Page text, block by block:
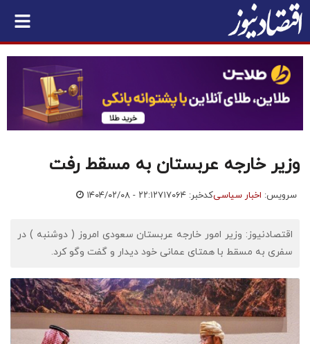
وزیر خارجه عربستان به مسقط رفت
سرویس: اخبار سیاسیکدخبر: ۷۱۷۰۶۴ ۱۴۰۴/۰۲/۰۸ - ۲۲:۱۲
اقتصادنیوز: وزیر امور خارجه عربستان سعودی امروز ( دوشنبه ) در
سفری به مسقط با همتای عمانی خود دیدار و گفت وگو کرد.